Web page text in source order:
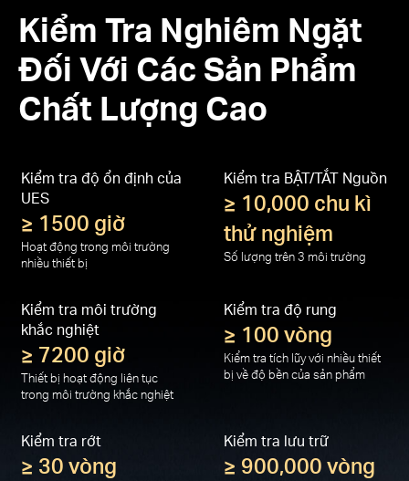
Kiểm Tra Nghiêm Ngặt
Đối Với Các Sản Phẩm
Chất Lượng Cao
Kiểm tra độ ổn định của
UES
≥ 1500 giờ
Hoạt động trong môi trường
nhiều thiết bị
Kiểm tra BẬT/TẮT Nguồn
≥ 10,000 chu kì
thử nghiệm
Số lượng trên 3 môi trường
Kiểm tra môi trường
khắc nghiệt
≥ 7200 giờ
Thiết bị hoạt động liên tục
trong môi trường khắc nghiệt
Kiểm tra độ rung
≥ 100 vòng
Kiểm tra tích lũy với nhiều thiết
bị về độ bền của sản phẩm
Kiểm tra rớt
≥ 30 vòng
Kiểm tra lưu trữ
≥ 900,000 vòng